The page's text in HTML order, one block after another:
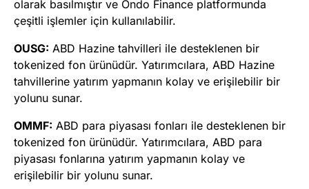
olarak basılmıştır ve Ondo Finance platformunda
çeşitli işlemler için kullanılabilir.
OUSG: ABD Hazine tahvilleri ile desteklenen bir
tokenized fon ürünüdür. Yatırımcılara, ABD Hazine
tahvillerine yatırım yapmanın kolay ve erişilebilir bir
yolunu sunar.
OMMF: ABD para piyasası fonları ile desteklenen bir
tokenized fon ürünüdür. Yatırımcılara, ABD para
piyasası fonlarına yatırım yapmanın kolay ve
erişilebilir bir yolunu sunar.